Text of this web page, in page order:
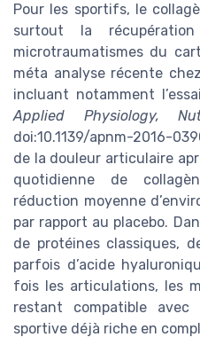
Pour les sportifs, le
surtout la
microtraumatismes du
méta analyse récente
incluant notamment
Applied Physiology,
doi:10.1139/apnm-2016-
de la douleur articulaire
quotidienne de
réduction moyenne
par rapport au placebo.
de protéines classiques,
parfois d’acide
fois les articulations, les
restant compatible
sportive déjà riche en